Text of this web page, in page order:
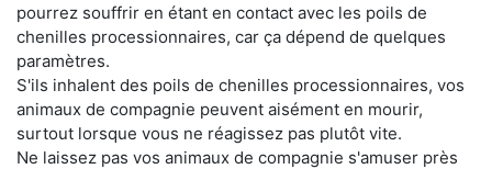
pourrez souffrir en étant en contact avec les poils de
chenilles processionnaires, car ça dépend de quelques
paramètres.
S'ils inhalent des poils de chenilles processionnaires, vos
animaux de compagnie peuvent aisément en mourir,
surtout lorsque vous ne réagissez pas plutôt vite.
Ne laissez pas vos animaux de compagnie s'amuser près